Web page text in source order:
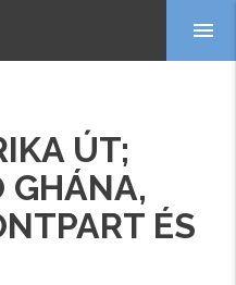
menu
ÚT;
GHÁNA,
ÉS